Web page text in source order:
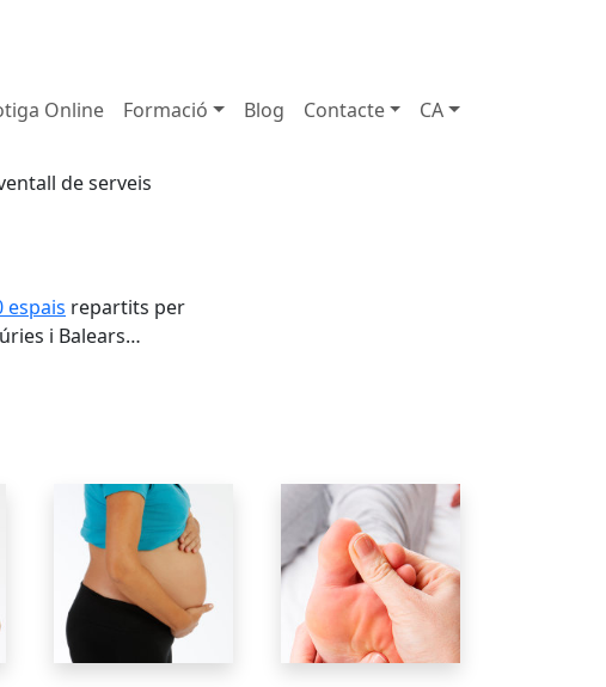
Online Formació Blog Contacte CA
de serveis
espais repartits per
i Balears…